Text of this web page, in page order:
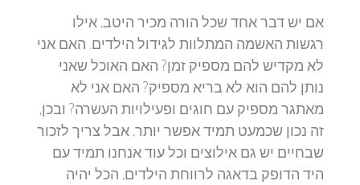
אם יש דבר אחד שכל הורה מכיר היטב, אילו
רגשות האשמה המתלוות לגידול הילדים. האם אני
לא מקדיש להם מספיק זמן? האם האוכל שאני
נותן להם הוא לא בריא מספיק? האם אני לא
מאתגר מספיק עם חוגים ופעילויות העשרה? ובכן,
זה נכון שכמעט תמיד אפשר יותר, אבל צריך לזכור
שבחיים יש גם אילוצים וכל עוד אנחנו תמיד עם
היד הדופק בדאגה לרווחת הילדים, הכל יהיה